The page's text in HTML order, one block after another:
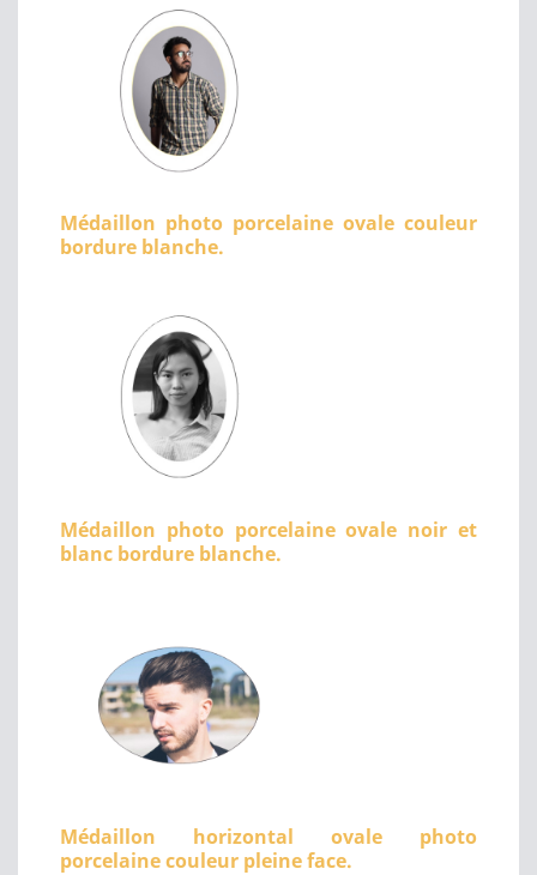
Médaillon photo porcelaine ovale couleur
bordure blanche.
Médaillon photo porcelaine ovale noir et
blanc bordure blanche.
Médaillon horizontal ovale photo
porcelaine couleur pleine face.